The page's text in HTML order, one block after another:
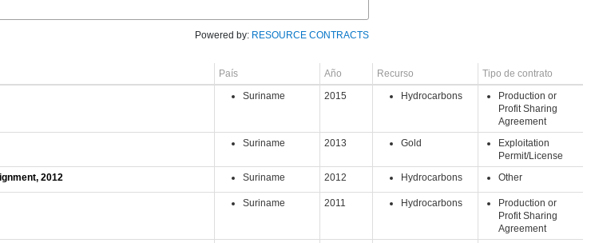
Powered by: RESOURCE CONTRACTS
País Año Recurso
Tipo de contrato
Suriname 2015 Hydrocarbons
Production or
Profit Sharing
Agreement
Suriname 2013 Gold
Exploitation
Permit/License
2012
Suriname 2012 Hydrocarbons Other
Suriname 2011 Hydrocarbons
Production or
Profit Sharing
Agreement